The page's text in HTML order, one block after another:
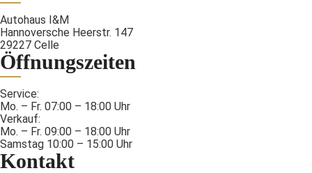
Autohaus I&M
Hannoversche Heerstr. 147
29227 Celle
Öffnungszeiten
Service:
Mo. – Fr. 07:00 – 18:00 Uhr
Verkauf:
Mo. – Fr. 09:00 – 18:00 Uhr
Samstag 10:00 – 15:00 Uhr
Kontakt